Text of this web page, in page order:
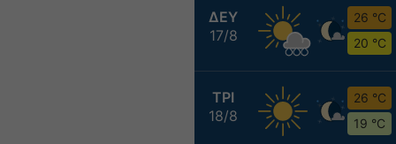
ΔΕΥ
17/8
26 °C
20 °C
ΤΡΙ
18/8
26 °C
19 °C